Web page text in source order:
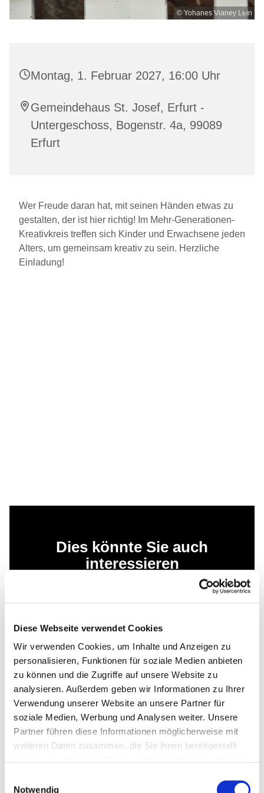
Diese Webseite verwendet Cookies
Wir verwenden Cookies, um Inhalte und Anzeigen zu
personalisieren, Funktionen für soziale Medien anbieten
zu können und die Zugriffe auf unsere Website zu
analysieren. Außerdem geben wir Informationen zu Ihrer
Verwendung unserer Website an unsere Partner für
soziale Medien, Werbung und Analysen weiter. Unsere
Partner führen diese Informationen möglicherweise mit
weiteren Daten zusammen, die Sie ihnen bereitgestellt
Notwendig
© Yohanes Vianey Lein
Montag, 1. Februar 2027, 16:00 Uhr
Gemeindehaus St. Josef, Erfurt -
Untergeschoss, Bogenstr. 4a, 99089
Erfurt
Wer Freude daran hat, mit seinen Händen etwas zu
gestalten, der ist hier richtig! Im Mehr-Generationen-
Kreativkreis treffen sich Kinder und Erwachsene jeden
Alters, um gemeinsam kreativ zu sein. Herzliche
Einladung!
Dies könnte Sie auch
interessieren